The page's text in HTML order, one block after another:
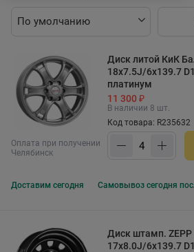
Оплата при получении
Челябинск
Диск литой КиК
18x7.5J/6x139.7
платинум
11 300 ₽
В наличии 8 шт.
Код товара: R235632
Доставим сегодня Самовывоз сегодня
Диск штамп. ZEPP
17x8.0J/6x139.7